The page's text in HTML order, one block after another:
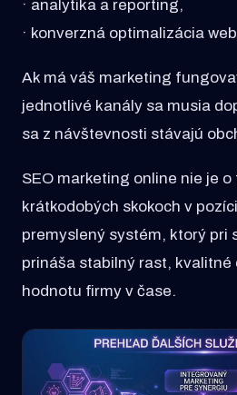
· analytika a reporting,
· konverzná optimalizácia
Ak má váš marketing
jednotlivé kanály sa musia
sa z návštevnosti stávajú
SEO marketing online nie je o
krátkodobých skokoch v
premyslený systém, ktorý pri
prináša stabilný rast, kvalitné
hodnotu firmy v čase.